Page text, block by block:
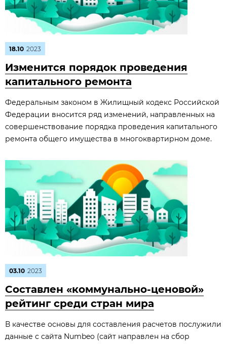
18.10 2023
Изменится порядок проведения
капитального ремонта
Федеральным законом в Жилищный кодекс Российской
Федерации вносится ряд изменений, направленных на
совершенствование порядка проведения капитального
ремонта общего имущества в многоквартирном доме.
03.10 2023
Составлен «коммунально-ценовой»
рейтинг среди стран мира
В качестве основы для составления расчетов послужили
данные с сайта Numbeo (сайт направлен на сбор